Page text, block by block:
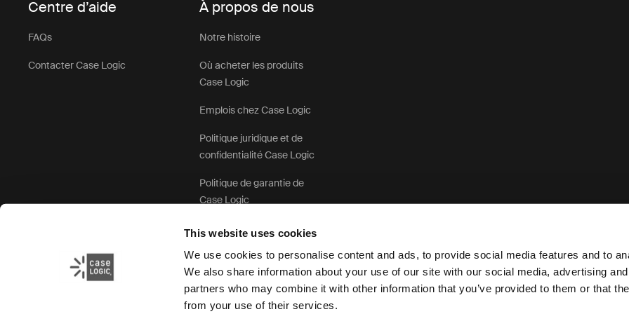
This website uses cookies
We use cookies to personalise content and ads, to provide social media features and to
We also share information about your use of our site with our social media, advertising
partners who may combine it with other information that you’ve provided to them or that
from your use of their services.
Centre d’aide
FAQs
Contacter Case Logic
À propos de nous
Notre histoire
Où acheter les produits
Case Logic
Emplois chez Case Logic
Politique juridique et de
confidentialité Case Logic
Politique de garantie de
Case Logic
Politique juridique et de confidentialité Case Logic